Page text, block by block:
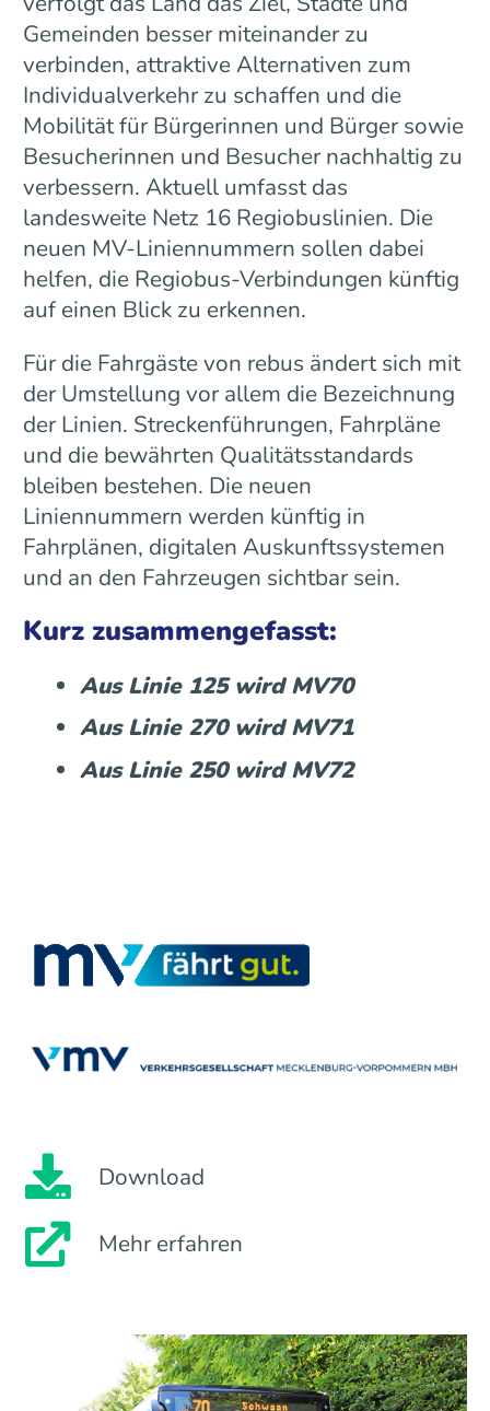
Gemeinden besser miteinander zu
verbinden, attraktive Alternativen zum
Individualverkehr zu schaffen und die
Mobilität für Bürgerinnen und Bürger sowie
Besucherinnen und Besucher nachhaltig zu
verbessern. Aktuell umfasst das
landesweite Netz 16 Regiobuslinien. Die
neuen MV-Liniennummern sollen dabei
helfen, die Regiobus-Verbindungen künftig
auf einen Blick zu erkennen.
Für die Fahrgäste von rebus ändert sich mit
der Umstellung vor allem die Bezeichnung
der Linien. Streckenführungen, Fahrpläne
und die bewährten Qualitätsstandards
bleiben bestehen. Die neuen
Liniennummern werden künftig in
Fahrplänen, digitalen Auskunftssystemen
und an den Fahrzeugen sichtbar sein.
Kurz zusammengefasst:
Aus Linie 125 wird MV70
Aus Linie 270 wird MV71
Aus Linie 250 wird MV72
Download
Mehr erfahren